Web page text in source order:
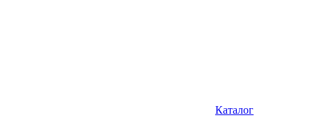
Каталог